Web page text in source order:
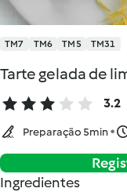
TM7 TM6 TM5 TM31
Tarte gelada de
3.2
Preparação 5min
Ingredientes